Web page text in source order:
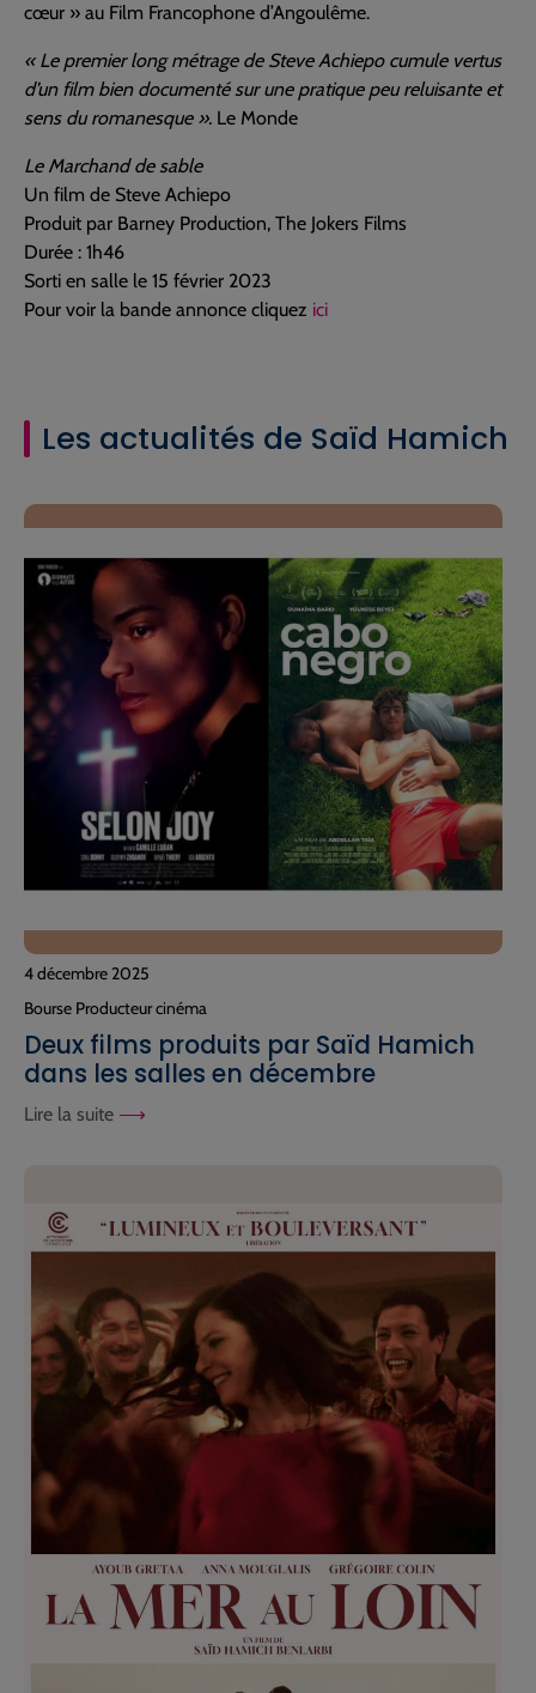
cœur » au Film Francophone d’Angoulême.
« Le premier long métrage de Steve Achiepo cumule vertus
d’un film bien documenté sur une pratique peu reluisante et
sens du romanesque ». Le Monde
Le Marchand de sable
Un film de Steve Achiepo
Produit par Barney Production, The Jokers Films
Durée : 1h46
Sorti en salle le 15 février 2023
Pour voir la bande annonce cliquez ici
Les actualités de Saïd Hamich
4 décembre 2025
Bourse Producteur cinéma
Deux films produits par Saïd Hamich
dans les salles en décembre
Lire la suite